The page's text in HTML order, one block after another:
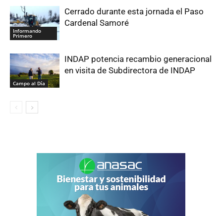
Informando
Primero
Cerrado durante esta jornada el Paso
Cardenal Samoré
Campo al Día
INDAP potencia recambio generacional
en visita de Subdirectora de INDAP